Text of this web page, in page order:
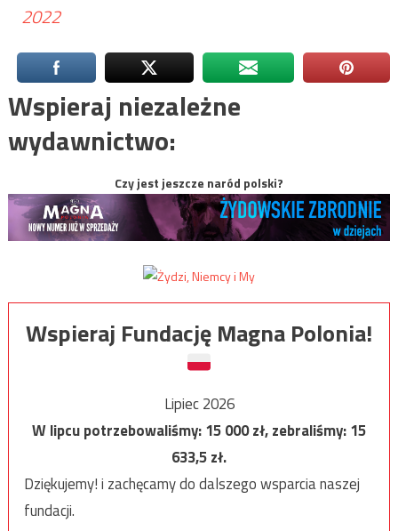
2022
Wspieraj niezależne
wydawnictwo:
Czy jest jeszcze naród polski?
Wspieraj Fundację Magna Polonia!
Lipiec 2026
W lipcu potrzebowaliśmy:15 000zł, zebraliśmy:15
633,5zł.
Dziękujemy! i zachęcamy do dalszego wsparcia naszej
fundacji.